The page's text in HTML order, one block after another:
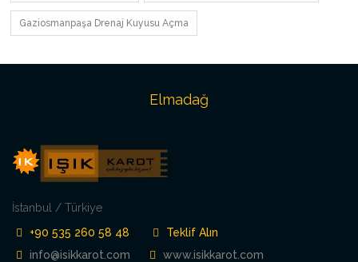
Gaziosmanpaşa Drenaj Kuyusu Açma
Elmadağ
İstanbul / Türkiye
+90 535 260 58 48
Teklif Alın
info@isikkarot.com
www.isikkarot.com